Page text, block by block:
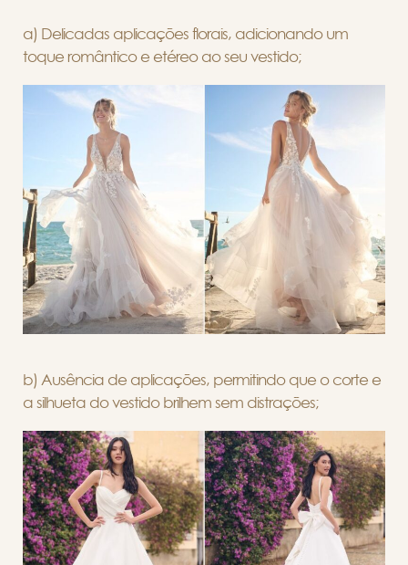
a) Delicadas aplicações florais, adicionando um
toque romântico e etéreo ao seu vestido;
b) Ausência de aplicações, permitindo que o corte e
a silhueta do vestido brilhem sem distrações;